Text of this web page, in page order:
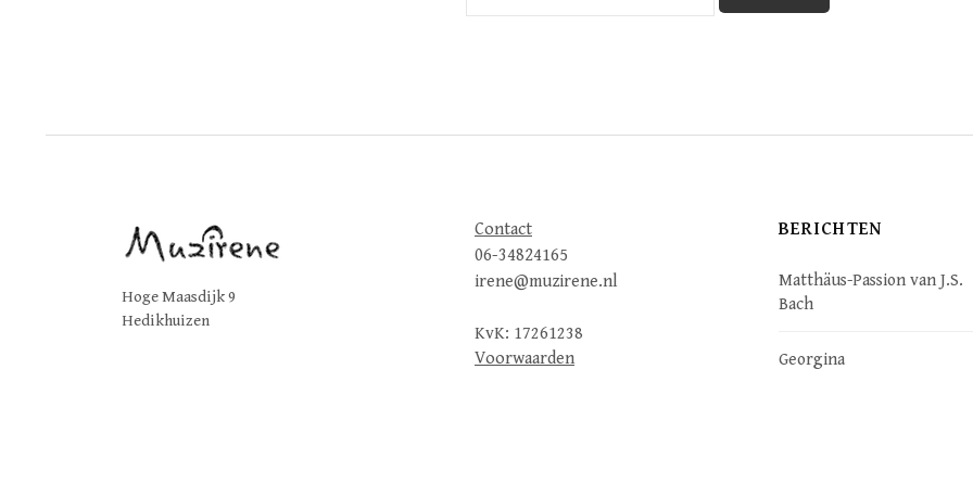
Hoge Maasdijk 9
Hedikhuizen
Contact
06-34824165
irene@muzirene.nl
KvK: 17261238
Voorwaarden
BERICHTEN
Matthäus-Passion van J.S.
Bach
Georgina